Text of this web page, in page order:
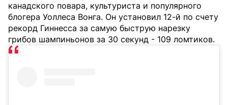
канадского повара, культуриста и популярного
блогера Уоллеса Вонга. Он установил 12-й по счету
рекорд Гиннесса за самую быструю нарезку
грибов шампиньонов за 30 секунд - 109 ломтиков.